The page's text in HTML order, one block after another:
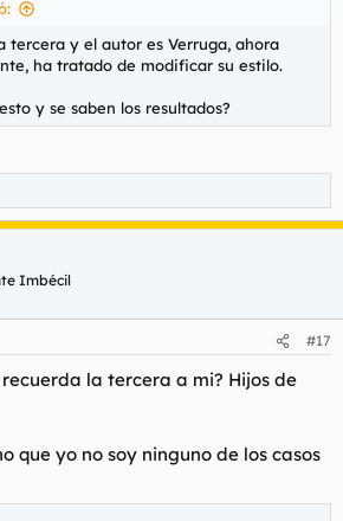
tercera y el autor es Verruga, ahora
ha tratado de modificar su estilo.
y se saben los resultados?
Imbécil
#17
recuerda la tercera a mi? Hijos de
que yo no soy ninguno de los casos